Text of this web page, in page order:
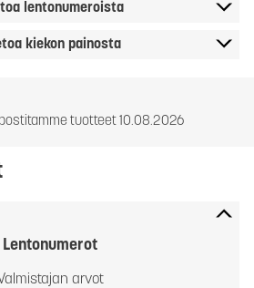
lentonumeroista
kiekon painosta
tuotteet 10.08.2026
Lentonumerot
arvot